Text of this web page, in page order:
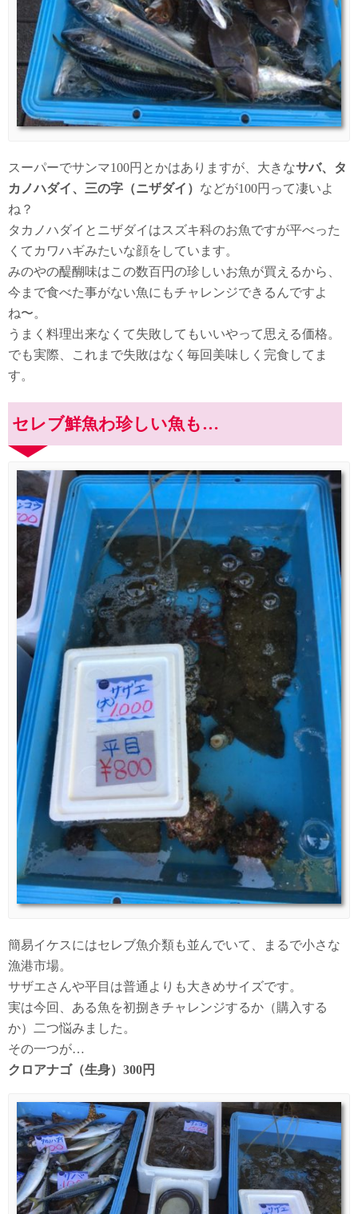
スーパーでサンマ100円とかはありますが、大きなサバ、タ
カノハダイ、三の字（ニザダイ） などが100円って凄いよ
ね？
タカノハダイとニザダイはスズキ科のお魚ですが平べった
くてカワハギみたいな顔をしています。
みのやの醍醐味はこの数百円の珍しいお魚が買えるから、
今まで食べた事がない魚にもチャレンジできるんですよ
ね〜。
うまく料理出来なくて失敗してもいいやって思える価格。
でも実際、これまで失敗はなく毎回美味しく完食してま
す。
セレブ鮮魚わ珍しい魚も…
簡易イケスにはセレブ魚介類も並んでいて、まるで小さな
漁港市場。
サザエさんや平目は普通よりも大きめサイズです。
実は今回、ある魚を初捌きチャレンジするか（購入する
か）二つ悩みました。
その一つが…
クロアナゴ（生身）300円